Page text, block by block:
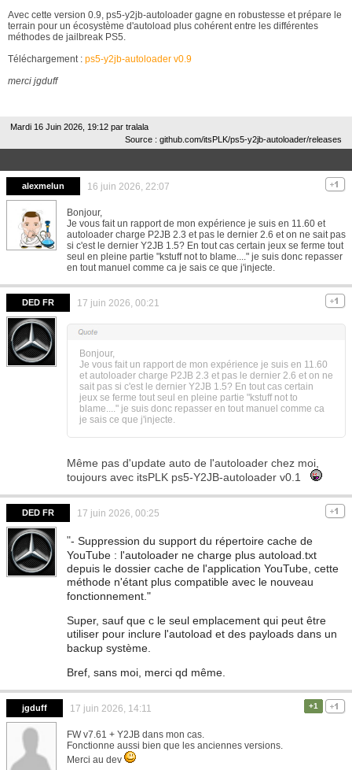
Avec cette version 0.9, ps5-y2jb-autoloader gagne en robustesse et prépare le
terrain pour un écosystème d'autoload plus cohérent entre les différentes
méthodes de jailbreak PS5.
Téléchargement : ps5-y2jb-autoloader v0.9
merci jgduff
Mardi 16 Juin 2026, 19:12 par tralala
Source : github.com/itsPLK/ps5-y2jb-autoloader/releases
alexmelun 16 juin 2026, 22:07
Bonjour,
Je vous fait un rapport de mon expérience je suis en 11.60 et
autoloader charge P2JB 2.3 et pas le dernier 2.6 et on ne sait pas
si c'est le dernier Y2JB 1.5? En tout cas certain jeux se ferme tout
seul en pleine partie "kstuff not to blame...." je suis donc repasser
en tout manuel comme ca je sais ce que j'injecte.
DED FR 17 juin 2026, 00:21
Bonjour,
Je vous fait un rapport de mon expérience je suis en 11.60
et autoloader charge P2JB 2.3 et pas le dernier 2.6 et on ne
sait pas si c'est le dernier Y2JB 1.5? En tout cas certain
jeux se ferme tout seul en pleine partie "kstuff not to
blame...." je suis donc repasser en tout manuel comme ca
je sais ce que j'injecte.
Même pas d'update auto de l'autoloader chez moi,
toujours avec itsPLK ps5-Y2JB-autoloader v0.1
DED FR 17 juin 2026, 00:25
"- Suppression du support du répertoire cache de
YouTube : l'autoloader ne charge plus autoload.txt
depuis le dossier cache de l'application YouTube, cette
méthode n'étant plus compatible avec le nouveau
fonctionnement."
Super, sauf que c le seul emplacement qui peut être
utiliser pour inclure l'autoload et des payloads dans un
backup système.
Bref, sans moi, merci qd même.
jgduff 17 juin 2026, 14:11 +1
FW v7.61 + Y2JB dans mon cas.
Fonctionne aussi bien que les anciennes versions.
Merci au dev